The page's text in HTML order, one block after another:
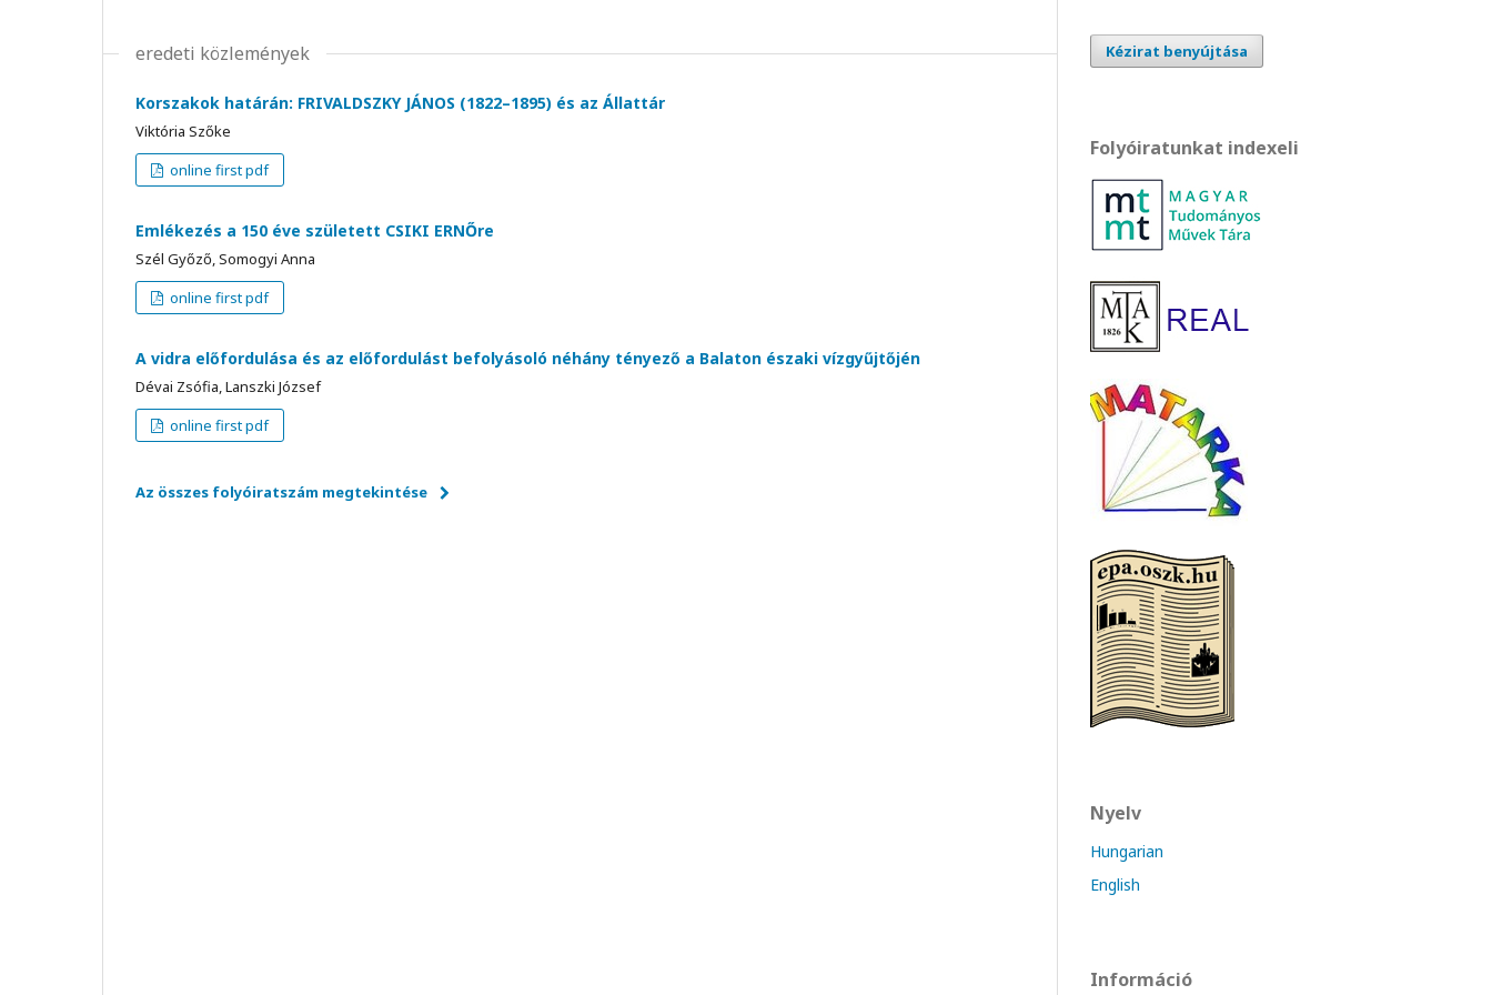
eredeti közlemények
Korszakok határán: FRIVALDSZKY JÁNOS (1822–1895) és az Állattár
Viktória Szőke
online first pdf
Emlékezés a 150 éve született CSIKI ERNŐre
Szél Győző, Somogyi Anna
online first pdf
A vidra előfordulása és az előfordulást befolyásoló néhány tényező a Balaton északi vízgyűjtőjén
Dévai Zsófia, Lanszki József
online first pdf
Az összes folyóiratszám megtekintése
Kézirat benyújtása
Folyóiratunkat indexeli
Nyelv
Hungarian
English
Információ